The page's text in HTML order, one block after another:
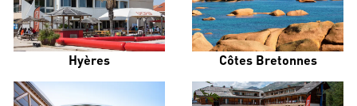
Hyères Côtes Bretonnes